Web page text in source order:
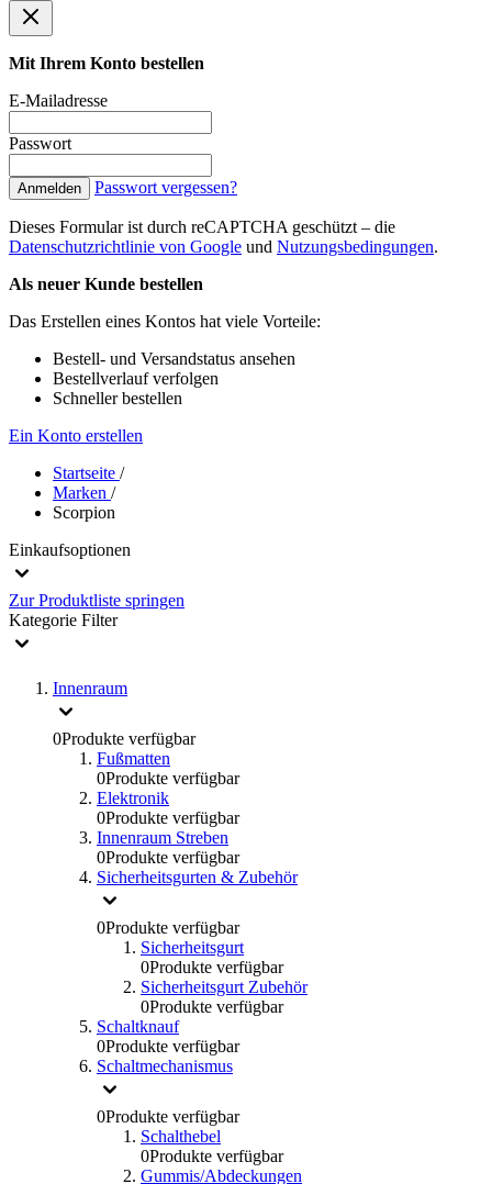
Mit Ihrem Konto bestellen
E-Mailadresse
Passwort
Anmelden Passwort vergessen?
Dieses Formular ist durch reCAPTCHA geschützt – die
Datenschutzrichtlinie von Google und Nutzungsbedingungen.
Als neuer Kunde bestellen
Das Erstellen eines Kontos hat viele Vorteile:
Bestell- und Versandstatus ansehen
Bestellverlauf verfolgen
Schneller bestellen
Ein Konto erstellen
Startseite /
Marken /
Scorpion
Einkaufsoptionen
Zur Produktliste springen
Kategorie Filter
Innenraum
0Produkte verfügbar
Fußmatten
0Produkte verfügbar
Elektronik
0Produkte verfügbar
Innenraum Streben
0Produkte verfügbar
Sicherheitsgurten & Zubehör
0Produkte verfügbar
Sicherheitsgurt
0Produkte verfügbar
Sicherheitsgurt Zubehör
0Produkte verfügbar
Schaltknauf
0Produkte verfügbar
Schaltmechanismus
0Produkte verfügbar
Schalthebel
0Produkte verfügbar
Gummis/Abdeckungen